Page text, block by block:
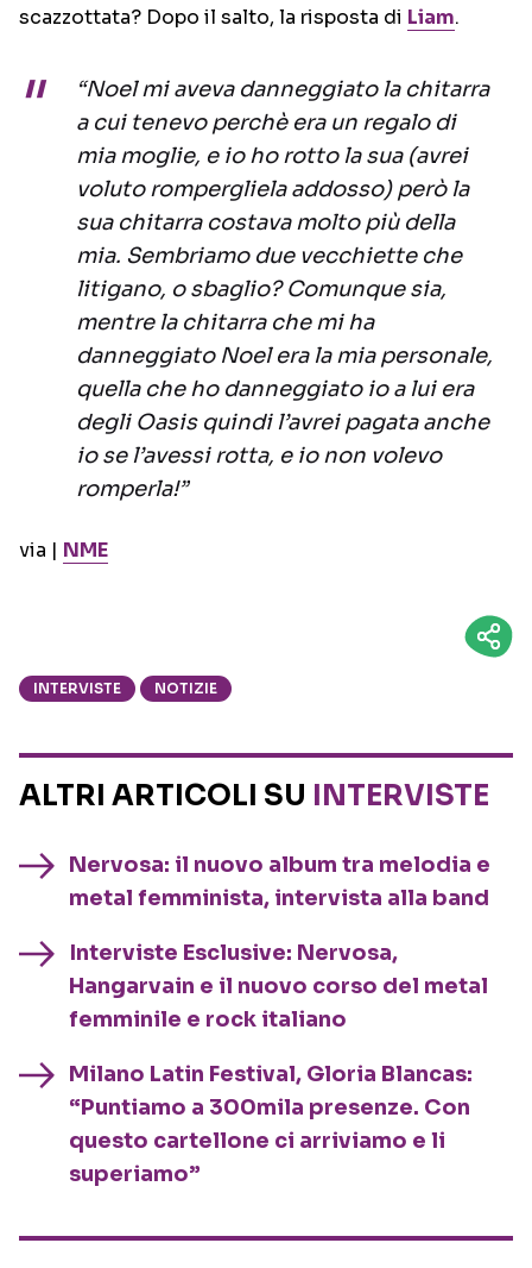
scazzottata? Dopo il salto, la risposta di Liam.
“Noel mi aveva danneggiato la chitarra
a cui tenevo perchè era un regalo di
mia moglie, e io ho rotto la sua (avrei
voluto rompergliela addosso) però la
sua chitarra costava molto più della
mia. Sembriamo due vecchiette che
litigano, o sbaglio? Comunque sia,
mentre la chitarra che mi ha
danneggiato Noel era la mia personale,
quella che ho danneggiato io a lui era
degli Oasis quindi l’avrei pagata anche
io se l’avessi rotta, e io non volevo
romperla!”
via | NME
INTERVISTE NOTIZIE
ALTRI ARTICOLI SU INTERVISTE
Nervosa: il nuovo album tra melodia e
metal femminista, intervista alla band
Interviste Esclusive: Nervosa,
Hangarvain e il nuovo corso del metal
femminile e rock italiano
Milano Latin Festival, Gloria Blancas:
“Puntiamo a 300mila presenze. Con
questo cartellone ci arriviamo e li
superiamo”